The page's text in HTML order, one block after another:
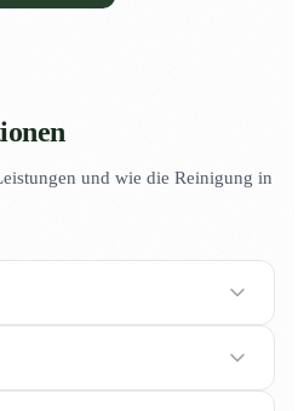
und wie die Reinigung in